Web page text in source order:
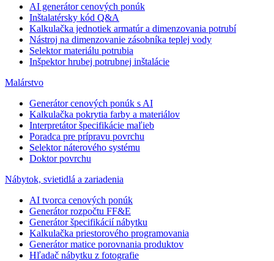
AI generátor cenových ponúk
Inštalatérsky kód Q&A
Kalkulačka jednotiek armatúr a dimenzovania potrubí
Nástroj na dimenzovanie zásobníka teplej vody
Selektor materiálu potrubia
Inšpektor hrubej potrubnej inštalácie
Malárstvo
Generátor cenových ponúk s AI
Kalkulačka pokrytia farby a materiálov
Interpretátor špecifikácie maľieb
Poradca pre prípravu povrchu
Selektor náterového systému
Doktor povrchu
Nábytok, svietidlá a zariadenia
AI tvorca cenových ponúk
Generátor rozpočtu FF&E
Generátor špecifikácií nábytku
Kalkulačka priestorového programovania
Generátor matice porovnania produktov
Hľadač nábytku z fotografie